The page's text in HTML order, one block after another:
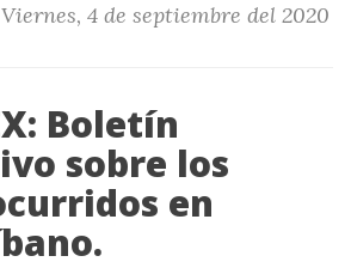
Viernes, 4 de septiembre del 2020
Boletín
sobre los
en